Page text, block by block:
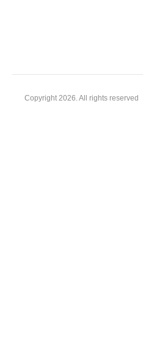
Copyright 2026. All rights reserved